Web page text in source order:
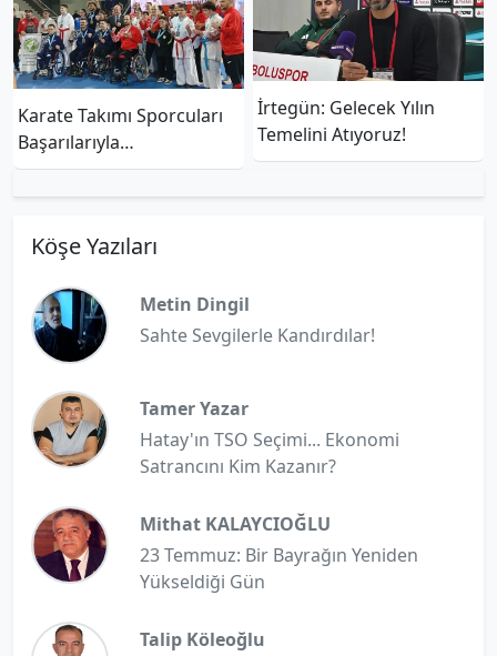
Karate Takımı Sporcuları
Başarılarıyla
Gururlandırıyor
İrtegün: Gelecek Yılın
Temelini Atıyoruz!
Köşe Yazıları
Metin Dingil
Sahte Sevgilerle Kandırdılar!
Tamer Yazar
Hatay'ın TSO Seçimi... Ekonomi
Satrancını Kim Kazanır?
Mithat KALAYCIOĞLU
23 Temmuz: Bir Bayrağın Yeniden
Yükseldiği Gün
Talip Köleoğlu